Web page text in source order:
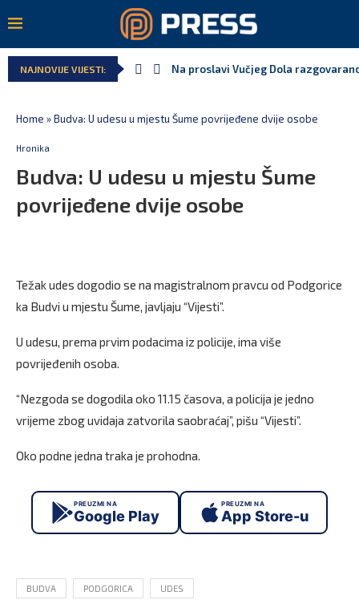
NAJNOVIJE VIJESTI: Na proslavi Vučjeg Dola
Home »Budva: U udesu u mjestu Šume povrijeđene dvije osobe
Hronika
Budva: U udesu u mjestu Šume
povrijeđene dvije osobe
Težak udes dogodio se na magistralnom pravcu od Podgorice
ka Budvi u mjestu Šume, javljaju “Vijesti”.
U udesu, prema prvim podacima iz policije, ima više
povrijeđenih osoba.
“Nezgoda se dogodila oko 11.15 časova, a policija je jedno
vrijeme zbog uvidaja zatvorila saobraćaj”, pišu “Vijesti”.
Oko podne jedna traka je prohodna.
PREUZMI NA
Google Play
PREUZMI NA
App Store-u
BUDVA PODGORICA UDES